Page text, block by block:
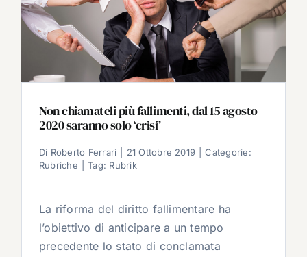
Non chiamateli più fallimenti, dal 15 agosto
2020 saranno solo ‘crisi’
Di Roberto Ferrari 21 Ottobre 2019
Categorie:
Rubriche
Tag: Rubrik
La riforma del diritto fallimentare ha
l’obiettivo di anticipare a un tempo
precedente lo stato di conclamata